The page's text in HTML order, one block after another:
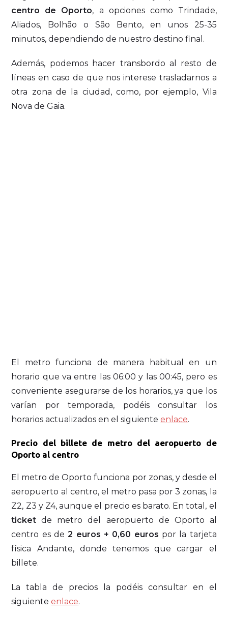
centro de Oporto, a opciones como Trindade,
Aliados, Bolhão o São Bento, en unos 25-35
minutos, dependiendo de nuestro destino final.
Además, podemos hacer transbordo al resto de
líneas en caso de que nos interese trasladarnos a
otra zona de la ciudad, como, por ejemplo, Vila
Nova de Gaia.
El metro funciona de manera habitual en un
horario que va entre las 06:00 y las 00:45, pero es
conveniente asegurarse de los horarios, ya que los
varían por temporada, podéis consultar los
horarios actualizados en el siguienteenlace.
Precio del billete de metro del aeropuerto de
Oporto al centro
El metro de Oporto funciona por zonas, y desde el
aeropuerto al centro, el metro pasa por 3 zonas, la
Z2, Z3 y Z4, aunque el precio es barato. En total, el
ticket de metro del aeropuerto de Oporto al
centro es de2 euros + 0,60 euros por la tarjeta
física Andante, donde tenemos que cargar el
billete.
La tabla de precios la podéis consultar en el
siguienteenlace.